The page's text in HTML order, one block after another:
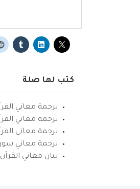
كتب لها صلة
ترجمة معاني
ترجمة معاني
ترجمة معاني
ترجمة معاني سورة
بيان معاني القرآن